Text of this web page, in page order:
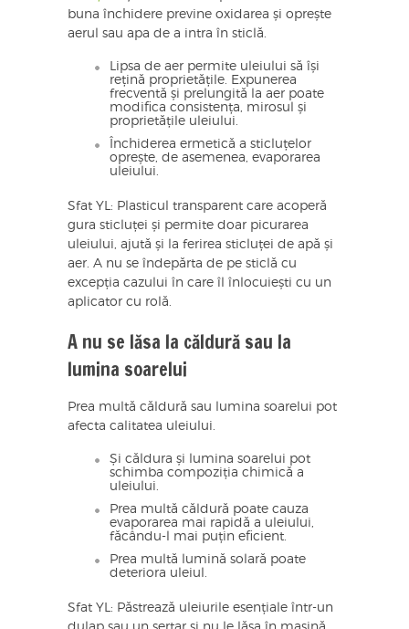
buna închidere previne oxidarea și oprește
aerul sau apa de a intra în sticlă.
Lipsa de aer permite uleiului să își
rețină proprietățile. Expunerea
frecventă și prelungită la aer poate
modifica consistența, mirosul și
proprietățile uleiului.
Închiderea ermetică a sticluțelor
oprește, de asemenea, evaporarea
uleiului.
Sfat YL: Plasticul transparent care acoperă
gura sticluței și permite doar picurarea
uleiului, ajută și la ferirea sticluței de apă și
aer. A nu se îndepărta de pe sticlă cu
excepția cazului în care îl înlocuiești cu un
aplicator cu rolă.
A nu se lăsa la căldură sau la
lumina soarelui
Prea multă căldură sau lumina soarelui pot
afecta calitatea uleiului.
Și căldura și lumina soarelui pot
schimba compoziția chimică a
uleiului.
Prea multă căldură poate cauza
evaporarea mai rapidă a uleiului,
făcându-l mai puțin eficient.
Prea multă lumină solară poate
deteriora uleiul.
Sfat YL: Păstrează uleiurile esențiale într-un